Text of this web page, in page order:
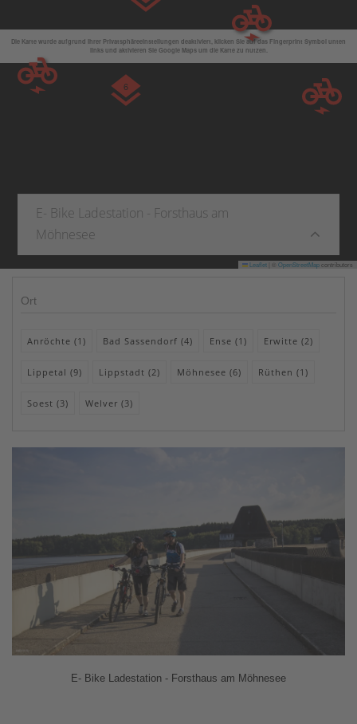
E- Bike Ladestation - Forsthaus am
Möhnesee
Weiterlesen
Die Karte wurde aufgrund Ihrer Privatsphäreeinstellungen deaktiviert, klicken Sie auf das Fingerprint Symbol unten
links und aktivieren Sie Google Maps um die Karte zu nutzen.
6
Leaflet OpenStreetMapcontributors
Ort
Anröchte (1) Bad Sassendorf (4) Ense (1) Erwitte (2)
Lippetal (9) Lippstadt (2) Möhnesee (6) Rüthen (1)
Soest (3) Welver (3)
E- Bike Ladestation - Forsthaus am Möhnesee